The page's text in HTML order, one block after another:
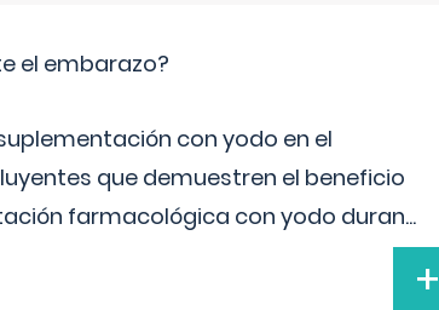
el embarazo?
con yodo en el
que demuestren el beneficio
farmacológica con yodo duran...
+